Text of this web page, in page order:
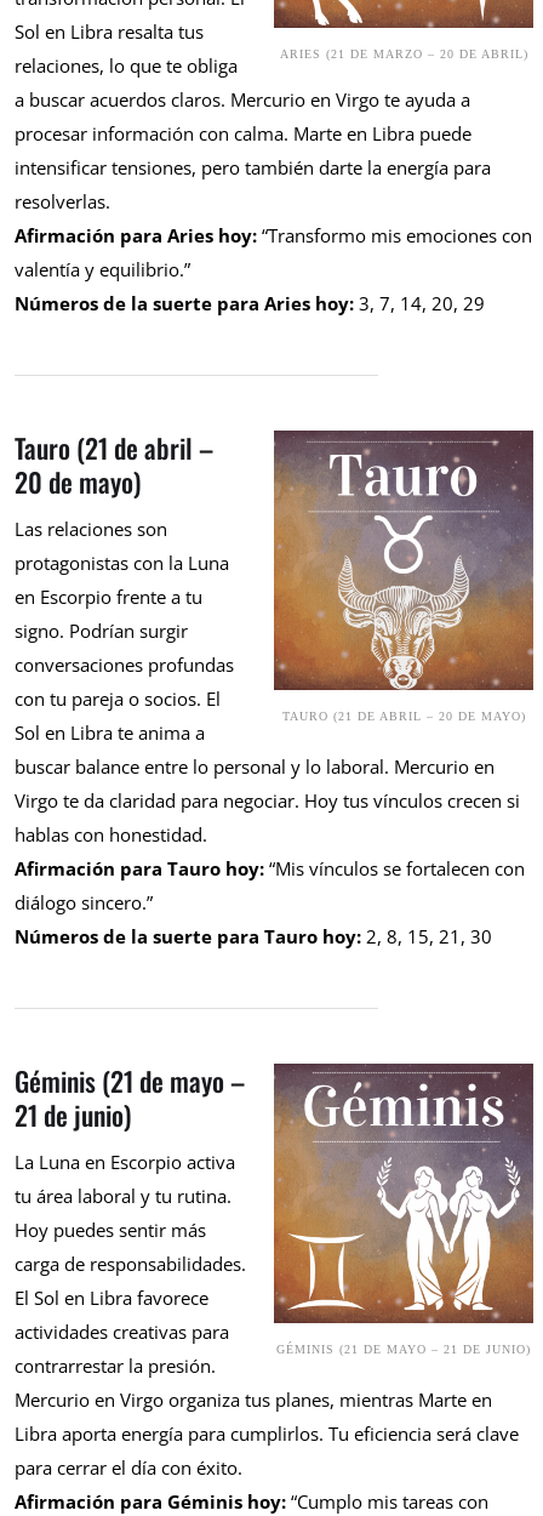
ARIES (21 DE MARZO – 20 DE ABRIL)
Sol en Libra resalta tus
relaciones, lo que te obliga
a buscar acuerdos claros. Mercurio en Virgo te ayuda a
procesar información con calma. Marte en Libra puede
intensificar tensiones, pero también darte la energía para
resolverlas.
Afirmación para Aries hoy: “Transformo mis emociones con
valentía y equilibrio.”
Números de la suerte para Aries hoy: 3, 7, 14, 20, 29
TAURO (21 DE ABRIL – 20 DE MAYO)
Tauro (21 de abril –
20 de mayo)
Las relaciones son
protagonistas con la Luna
en Escorpio frente a tu
signo. Podrían surgir
conversaciones profundas
con tu pareja o socios. El
Sol en Libra te anima a
buscar balance entre lo personal y lo laboral. Mercurio en
Virgo te da claridad para negociar. Hoy tus vínculos crecen si
hablas con honestidad.
Afirmación para Tauro hoy: “Mis vínculos se fortalecen con
diálogo sincero.”
Números de la suerte para Tauro hoy: 2, 8, 15, 21, 30
GÉMINIS (21 DE MAYO – 21 DE JUNIO)
Géminis (21 de mayo –
21 de junio)
La Luna en Escorpio activa
tu área laboral y tu rutina.
Hoy puedes sentir más
carga de responsabilidades.
El Sol en Libra favorece
actividades creativas para
contrarrestar la presión.
Mercurio en Virgo organiza tus planes, mientras Marte en
Libra aporta energía para cumplirlos. Tu eficiencia será clave
para cerrar el día con éxito.
Afirmación para Géminis hoy: “Cumplo mis tareas con